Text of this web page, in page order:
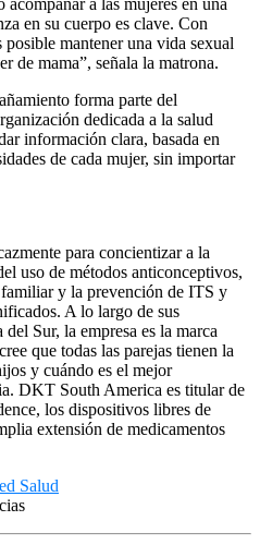
en su cuerpo es clave. Con
mantener una vida sexual
de mama”, señala la matrona.
forma parte del
dedicada a la salud
información clara, basada en
de cada mujer, sin importar
para concientizar a la
uso de métodos anticonceptivos,
y la prevención de ITS y
A lo largo de sus
Sur, la empresa es la marca
que todas las parejas tienen la
y cuándo es el mejor
DKT South America es titular de
los dispositivos libres de
extensión de medicamentos